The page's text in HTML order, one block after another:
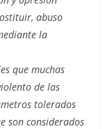
abuso
la
que muchas
de las
tolerados
son considerados